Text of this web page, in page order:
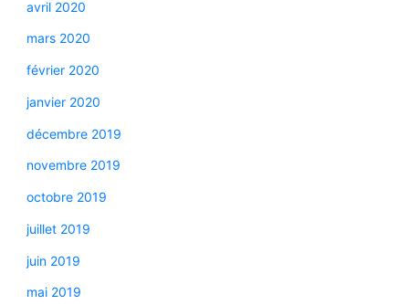
avril 2020
mars 2020
février 2020
janvier 2020
décembre 2019
novembre 2019
octobre 2019
juillet 2019
juin 2019
mai 2019